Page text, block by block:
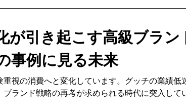
が引き起こす高級ブラン
事例に見る未来
視の消費へと変化しています。グッチの業績低
ランド戦略の再考が求められる時代に突入して